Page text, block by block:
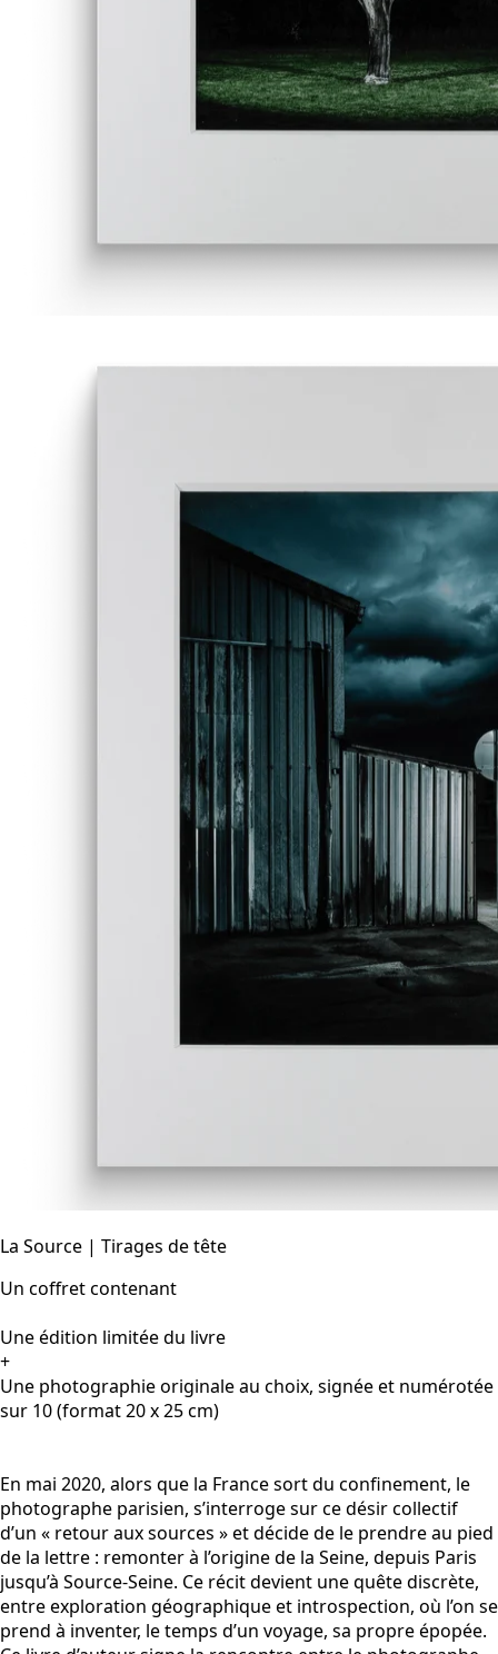
La Source | Tirages de tête
Un coffret contenant
Une édition limitée du livre
+
Une photographie originale au choix, signée et numérotée
sur 10 (format 20 x 25 cm)
En mai 2020, alors que la France sort du confinement, le
photographe parisien, s’interroge sur ce désir collectif
d’un « retour aux sources » et décide de le prendre au pied
de la lettre : remonter à l’origine de la Seine, depuis Paris
jusqu’à Source-Seine. Ce récit devient une quête discrète,
entre exploration géographique et introspection, où l’on se
prend à inventer, le temps d’un voyage, sa propre épopée.